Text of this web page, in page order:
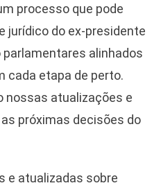
processo que pode
jurídico do ex-presidente
alinhados
cada etapa de perto.
nossas atualizações e
próximas decisões do
e atualizadas sobre